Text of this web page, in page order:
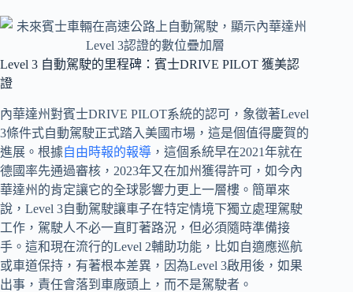
Level 3 自動駕駛的里程碑：賓士DRIVE PILOT 獲美認
證
內華達州對賓士DRIVE PILOT系統的認可，象徵著Level
3條件式自動駕駛正式踏入美國市場，這是個值得慶賀的
進展。根據自由時報的報導 ，這個系統早在2021年就在
德國率先通過審核，2023年又在加州獲得許可，如今內
華達州的肯定讓它的全球影響力更上一層樓。簡單來
說，Level 3自動駕駛讓車子在特定情境下獨立處理駕駛
工作，駕駛人不必一直盯著路況，但必須隨時準備接
手。這和現在流行的Level 2輔助功能，比如自適應巡航
或車道保持，有著根本差異，因為Level 3啟用後，如果
出事，責任會落到車廠頭上，而不是駕駛者。